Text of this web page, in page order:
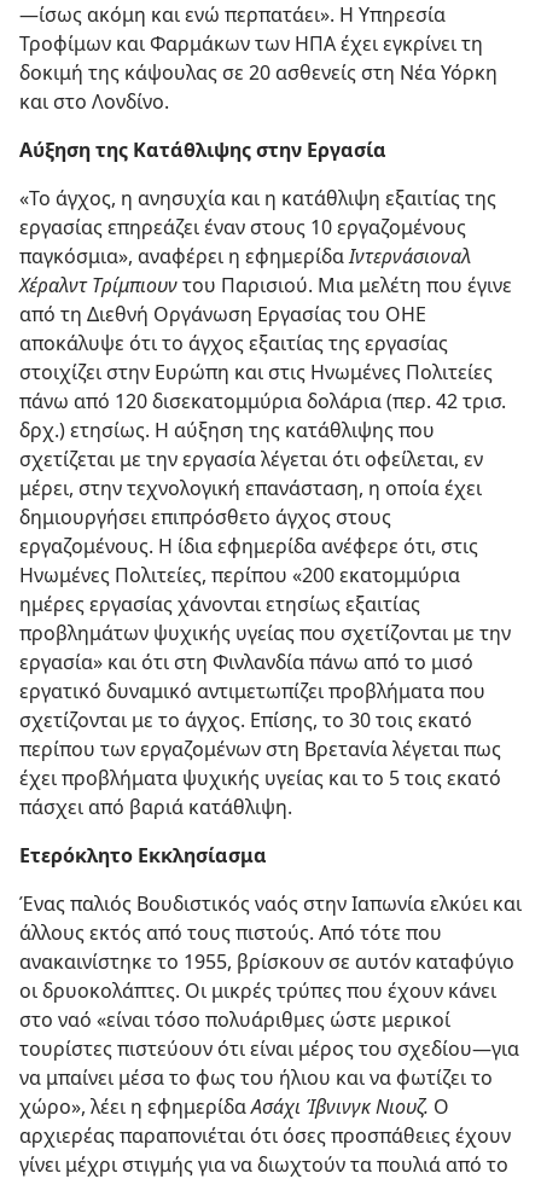
—ίσως ακόμη και ενώ περπατάει». Η Υπηρεσία
Τροφίμων και Φαρμάκων των ΗΠΑ έχει εγκρίνει τη
δοκιμή της κάψουλας σε 20 ασθενείς στη Νέα Υόρκη
και στο Λονδίνο.
Αύξηση της Κατάθλιψης στην Εργασία
«Το άγχος, η ανησυχία και η κατάθλιψη εξαιτίας της
εργασίας επηρεάζει έναν στους 10 εργαζομένους
παγκόσμια», αναφέρει η εφημερίδαΙντερνάσιοναλ
Χέραλντ Τρίμπιουντου Παρισιού. Μια μελέτη που έγινε
από τη Διεθνή Οργάνωση Εργασίας του ΟΗΕ
αποκάλυψε ότι το άγχος εξαιτίας της εργασίας
στοιχίζει στην Ευρώπη και στις Ηνωμένες Πολιτείες
πάνω από 120 δισεκατομμύρια δολάρια (περ. 42 τρισ.
δρχ.) ετησίως. Η αύξηση της κατάθλιψης που
σχετίζεται με την εργασία λέγεται ότι οφείλεται, εν
μέρει, στην τεχνολογική επανάσταση, η οποία έχει
δημιουργήσει επιπρόσθετο άγχος στους
εργαζομένους. Η ίδια εφημερίδα ανέφερε ότι, στις
Ηνωμένες Πολιτείες, περίπου «200 εκατομμύρια
ημέρες εργασίας χάνονται ετησίως εξαιτίας
προβλημάτων ψυχικής υγείας που σχετίζονται με την
εργασία» και ότι στη Φινλανδία πάνω από το μισό
εργατικό δυναμικό αντιμετωπίζει προβλήματα που
σχετίζονται με το άγχος. Επίσης, το 30 τοις εκατό
περίπου των εργαζομένων στη Βρετανία λέγεται πως
έχει προβλήματα ψυχικής υγείας και το 5 τοις εκατό
πάσχει από βαριά κατάθλιψη.
Ετερόκλητο Εκκλησίασμα
Ένας παλιός Βουδιστικός ναός στην Ιαπωνία ελκύει και
άλλους εκτός από τους πιστούς. Από τότε που
ανακαινίστηκε το 1955, βρίσκουν σε αυτόν καταφύγιο
οι δρυοκολάπτες. Οι μικρές τρύπες που έχουν κάνει
στο ναό «είναι τόσο πολυάριθμες ώστε μερικοί
τουρίστες πιστεύουν ότι είναι μέρος του σχεδίου​—για
να μπαίνει μέσα το φως του ήλιου και να φωτίζει το
χώρο», λέει η εφημερίδαΑσάχι Ίβνινγκ Νιουζ. Ο
αρχιερέας παραπονιέται ότι όσες προσπάθειες έχουν
γίνει μέχρι στιγμής για να διωχτούν τα πουλιά από το